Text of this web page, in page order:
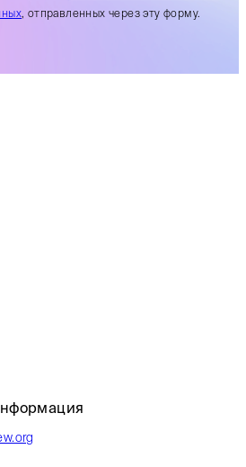
, отправленных через эту форму.